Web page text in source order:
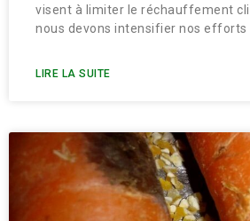
visent à limiter le réchauffement
nous devons intensifier nos efforts
LIRE LA SUITE